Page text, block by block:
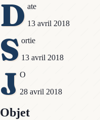
D ate
13 avril 2018
S ortie
13 avril 2018
J O
28 avril 2018
Objet